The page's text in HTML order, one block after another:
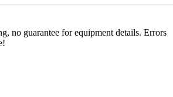
no guarantee for equipment details. Errors